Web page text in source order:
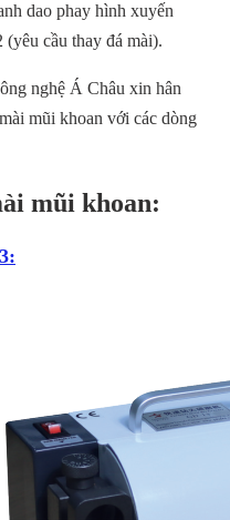
dao phay hình xuyến
cầu thay đá mài).
nghệ Á Châu xin hân
mũi khoan với các dòng
mũi khoan: